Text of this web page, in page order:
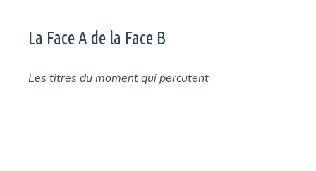
La Face A de la Face B
Les titres du moment qui percutent